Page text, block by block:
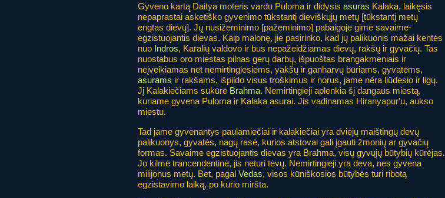
Gyveno kartą Daitya moteris vardu Puloma ir didysis asuras Kalaka, laikęsis
nepaprastai asketiško gyvenimo tūkstantį dieviškųjų metų [tūkstantį metų
engtas dievų]. Jų nusižeminimo [pažeminimo] pabaigoje gimė savaime-
egzistuojantis dievas. Kaip malonę, jie pasirinko, kad jų palikuonis mažai kentės
nuo Indros, Karalių valdovo ir bus nepažeidžiamas dievų, rakšų ir gyvačių. Tas
nuostabus oro miestas pilnas gerų darbų, išpuoštas brangakmeniais ir
neįveikiamas net nemirtingiesiems, yakšų ir ganharvų būriams, gyvatėms,
asurams ir rakšams, išpildo visus troškimus ir norus, jame nėra liūdesio ir ligų.
Jį Kalakiečiams sukūrė Brahma. Nemirtingieji aplenkia šį dangaus miestą,
kuriame gyvena Puloma ir Kalaka asurai. Jis vadinamas Hiranyapur'u, aukso
miestu.
Tad jame gyvenantys paulamiečiai ir kalakiečiai yra dviejų maištingų devų
palikuonys, gyvatės, nagų rasė, kurios atstovai gali įgauti žmonių ar gyvačių
formas. Savaime egzistuojantis dievas yra Brahma, visų gyvųjų būtybių kūrėjas.
Jo kilmė trancendentinė, jis neturi tėvų. Nemirtingieji yra deva, nes gyvena
milijonus metų. Bet, pagal Vedas, visos kūniškosios būtybės turi ribotą
egzistavimo laiką, po kurio miršta.